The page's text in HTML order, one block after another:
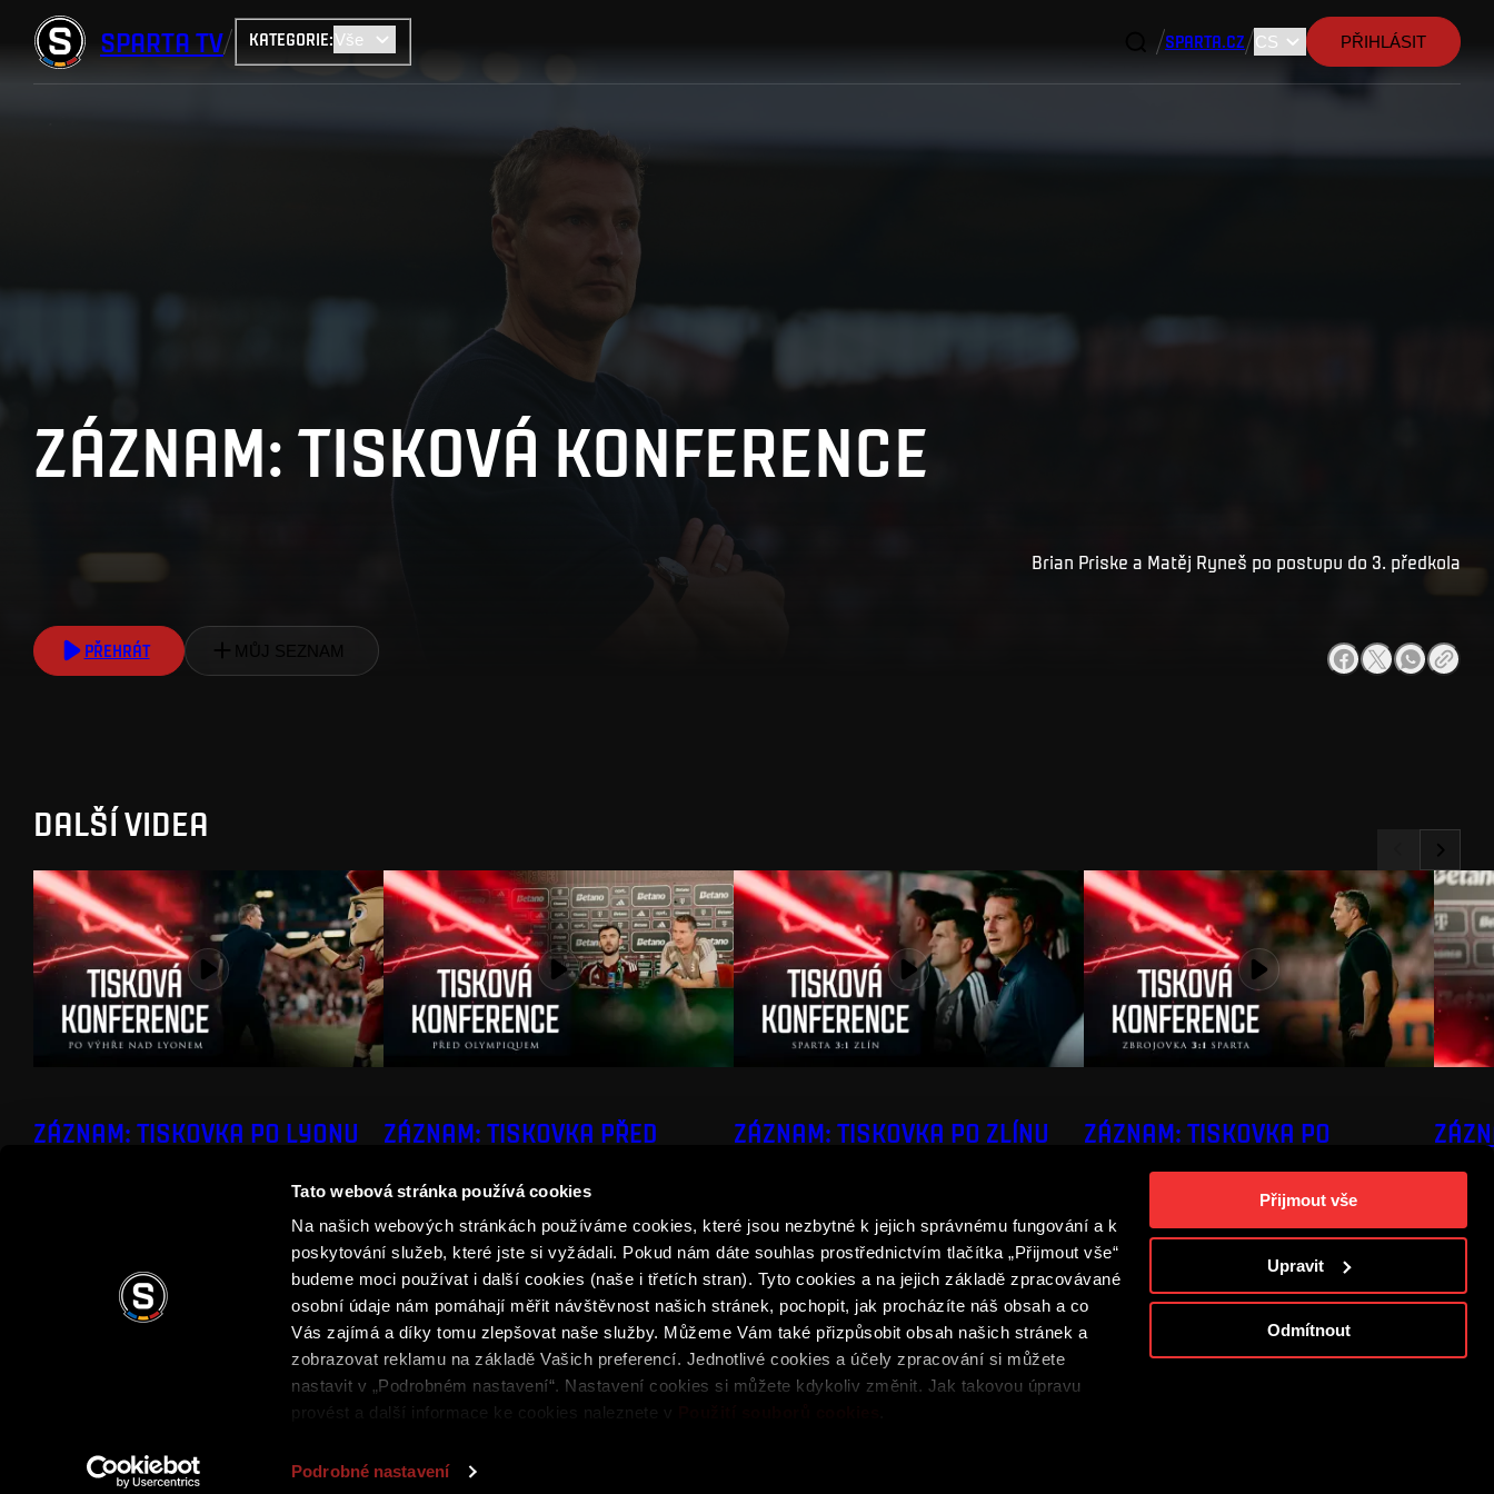
Tato webová stránka používá cookies
Na našich webových stránkách používáme cookies, které jsou nezbytné k jejich správnému fungování a k
poskytování služeb, které jste si vyžádali. Pokud nám dáte souhlas prostřednictvím tlačítka „Přijmout vše“
budeme moci používat i další cookies (naše i třetích stran). Tyto cookies a na jejich základě zpracovávané
osobní údaje nám pomáhají měřit návštěvnost našich stránek, pochopit, jak procházíte náš obsah a co
Vás zajímá a díky tomu zlepšovat naše služby. Můžeme Vám také přizpůsobit obsah našich stránek a
zobrazovat reklamu na základě Vašich preferencí. Jednotlivé cookies a účely zpracování si můžete
nastavit v „Podrobném nastavení“. Nastavení cookies si můžete kdykoliv změnit. Jak takovou úpravu
provést a další informace ke cookies naleznete v
Podrobné nastavení
Přijmout vše
Upravit
Odmítnout
SPARTA TV KATEGORIE: SPARTA.CZ PŘIHLÁSIT
ZÁZNAM: TISKOVÁ KONFERENCE
Brian Priske a Matěj Ryneš po postupu do 3. předkola
PŘEHRÁT MŮJ SEZNAM
DALŠÍ VIDEA
ZÁZNAM: TISKOVKA PO LYONU
ZÁZNAM: TISKOVKA PŘED
ZÁZNAM: TISKOVKA PO ZLÍNU
ZÁZNAM: TISKOVKA PO
ZBROJOVCE
Ochrana soukromí Obchodní podmínky Podmínky SPARTA iD Whistleblowing Cookies
Copyright © 2026 AC Sparta Praha. Všechna práva vyhrazena.